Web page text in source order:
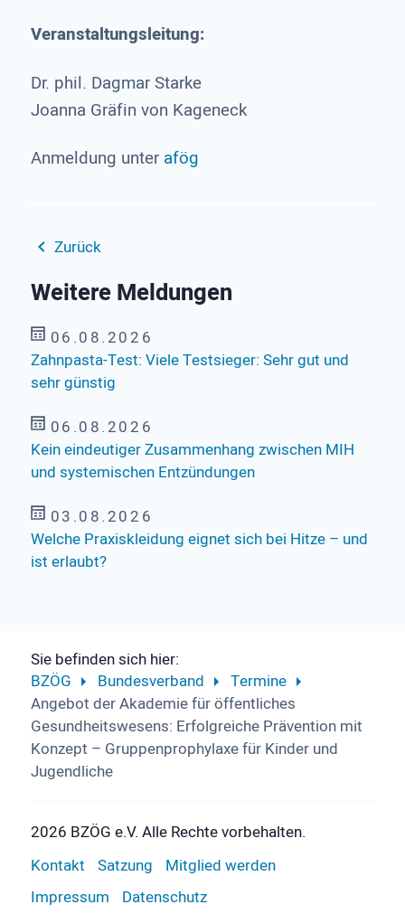
Veranstaltungsleitung:
Dr. phil. Dagmar Starke
Joanna Gräfin von Kageneck
Anmeldung unter afög
Zurück
Weitere Meldungen
06.08.2026
Zahnpasta-Test: Viele Testsieger: Sehr gut und
sehr günstig
06.08.2026
Kein eindeutiger Zusammenhang zwischen MIH
und systemischen Entzündungen
03.08.2026
Welche Praxiskleidung eignet sich bei Hitze – und
ist erlaubt?
Sie befinden sich hier:
BZÖG
Bundesverband
Termine
Angebot der Akademie für öffentliches
Gesundheitswesens: Erfolgreiche Prävention mit
Konzept – Gruppenprophylaxe für Kinder und
Jugendliche
2026 BZÖG e.V. Alle Rechte vorbehalten.
Kontakt Satzung
Mitglied werden
Impressum
Datenschutz